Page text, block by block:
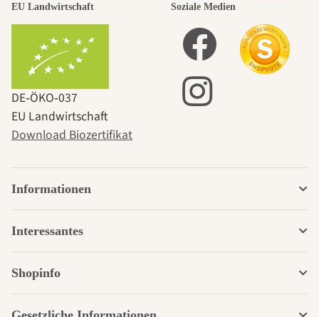
EU Landwirtschaft
DE‑ÖKO‑037
EU Landwirtschaft
Download Biozertifikat
Soziale Medien
Informationen
Interessantes
Shopinfo